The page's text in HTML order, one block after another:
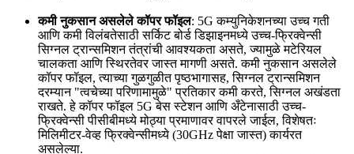
कमी नुकसान असलेले कॉपर फॉइल: 5G कम्युनिकेशनच्या उच्च गती
आणि कमी विलंबतेसाठी सर्किट बोर्ड डिझाइनमध्ये उच्च-फ्रिक्वेन्सी
सिग्नल ट्रान्समिशन तंत्रांची आवश्यकता असते, ज्यामुळे मटेरियल
चालकता आणि स्थिरतेवर जास्त मागणी असते. कमी नुकसान असलेले
कॉपर फॉइल, त्याच्या गुळगुळीत पृष्ठभागासह, सिग्नल ट्रान्समिशन
दरम्यान "त्वचेच्या परिणामामुळे" प्रतिकार कमी करते, सिग्नल अखंडता
राखते. हे कॉपर फॉइल 5G बेस स्टेशन आणि अँटेनासाठी उच्च-
फ्रिक्वेन्सी पीसीबीमध्ये मोठ्या प्रमाणावर वापरले जाईल, विशेषतः
मिलिमीटर-वेव्ह फ्रिक्वेन्सीमध्ये (30GHz पेक्षा जास्त) कार्यरत
असलेल्या.